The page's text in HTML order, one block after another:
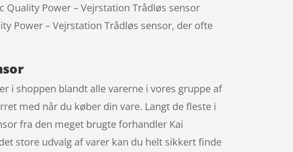
Quality Power – Vejrstation Trådløs sensor
Power – Vejrstation Trådløs sensor, der ofte
i shoppen blandt alle varerne i vores gruppe af
med når du køber din vare. Langt de fleste i
fra den meget brugte forhandler Kai
store udvalg af varer kan du helt sikkert finde